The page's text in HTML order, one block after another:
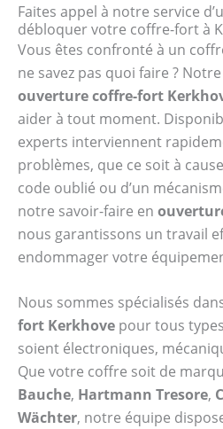
Faites appel à notre service
débloquer votre coffre-fort à
Vous êtes confronté à un
ne savez pas quoi faire ?
ouverture coffre-fort
aider à tout moment.
experts interviennent
problèmes, que ce soit à cause
code oublié ou d’un
notre savoir-faire en
nous garantissons un travail
endommager votre
Nous sommes spécialisés
fort Kerkhove pour tous
soient électroniques,
Que votre coffre soit de
Bauche, Hartmann Tresore,
Wächter, notre équipe